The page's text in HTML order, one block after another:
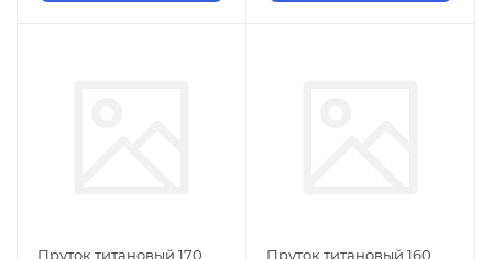
Пруток титановый 170 Пруток титановый 160